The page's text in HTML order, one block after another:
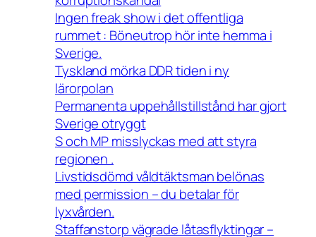
Ingen freak show i det offentliga
rummet : Böneutrop hör inte hemma i
Sverige.
Tyskland mörka DDR tiden i ny
lärorpolan
Permanenta uppehållstillstånd har gjort
Sverige otryggt
S och MP misslyckas med att styra
regionen .
Livstidsdömd våldtäktsman belönas
med permission – du betalar för
lyxvården.
Staffanstorp vägrade låtasflyktingar –